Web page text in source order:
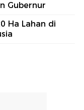
Gubernur
Ha Lahan di